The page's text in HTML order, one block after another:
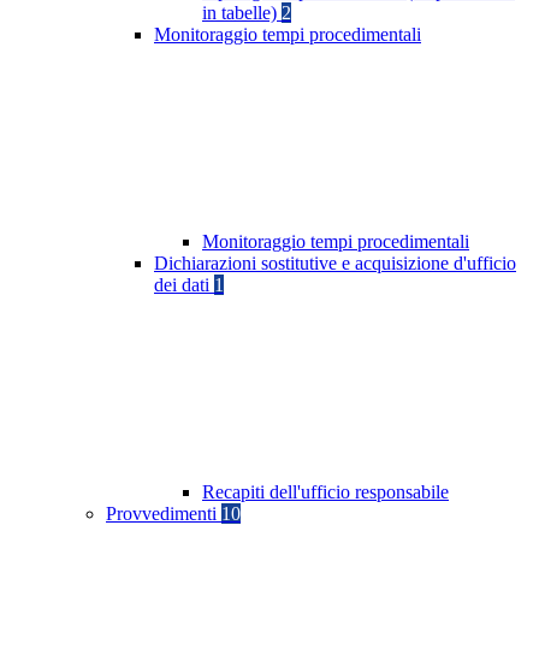
in tabelle) 2
Monitoraggio tempi procedimentali
Monitoraggio tempi procedimentali
Dichiarazioni sostitutive e acquisizione d'ufficio
dei dati 1
Recapiti dell'ufficio responsabile
Provvedimenti 10